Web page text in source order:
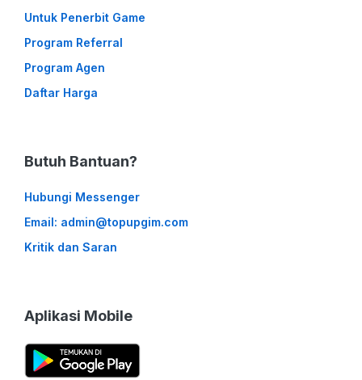
Untuk Penerbit Game
Program Referral
Program Agen
Daftar Harga
Butuh Bantuan?
Hubungi Messenger
Email: admin@topupgim.com
Kritik dan Saran
Aplikasi Mobile